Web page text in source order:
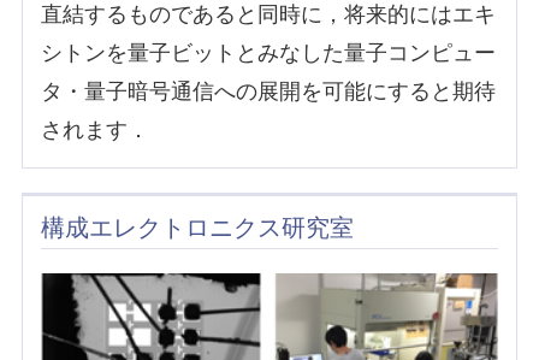
直結するものであると同時に，将来的にはエキ
シトンを量子ビットとみなした量子コンピュー
タ・量子暗号通信への展開を可能にすると期待
されます．
構成エレクトロニクス研究室